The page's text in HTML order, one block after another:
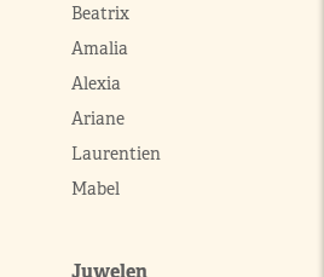
Beatrix
Amalia
Alexia
Ariane
Laurentien
Mabel
Juwelen